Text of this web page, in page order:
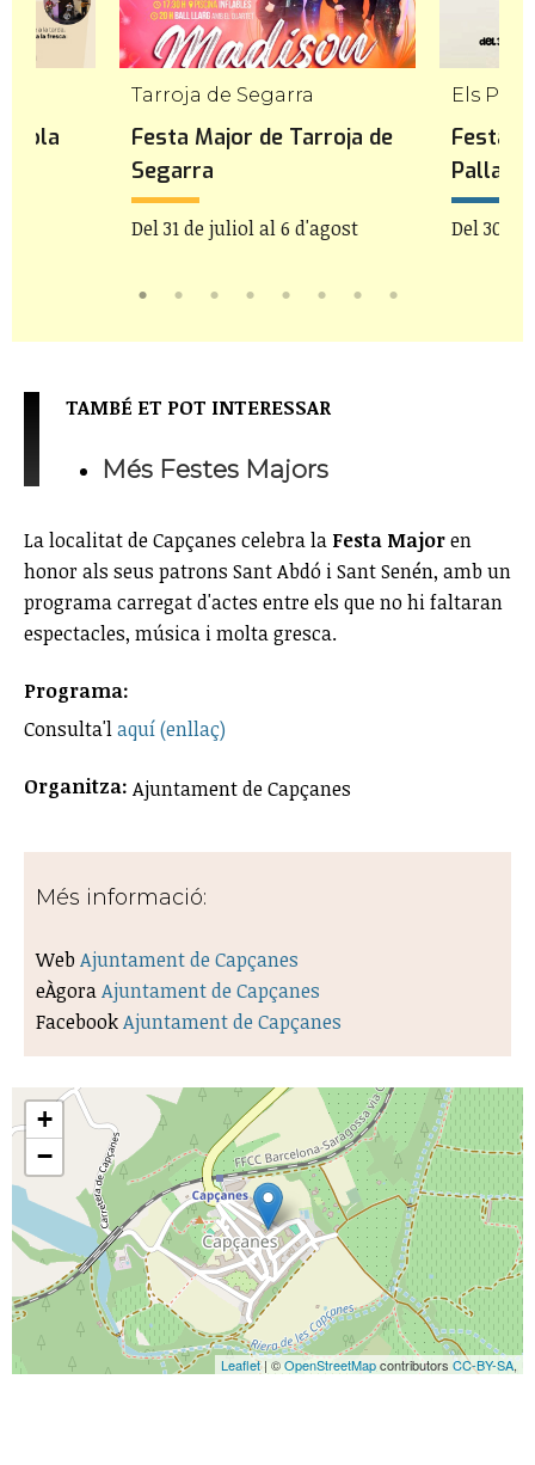
Tarroja de Segarra
Festa Major de Tarroja de
Segarra
Del 31 de juliol al 6 d'agost
Els
Festa
Del 30
TAMBÉ ET POT INTERESSAR
Més Festes Majors
La localitat de Capçanes celebra la Festa Majoren
honor als seus patrons Sant Abdó i Sant Senén, amb un
programa carregat d'actes entre els que no hi faltaran
espectacles, música i molta gresca.
Programa:
Consulta'laquí (enllaç)
Organitza: Ajuntament de Capçanes
Més informació:
Web Ajuntament de Capçanes
eÀgoraAjuntament de Capçanes
FacebookAjuntament de Capçanes
+
−
Leaflet| ©OpenStreetMapcontributors CC-BY-SA,